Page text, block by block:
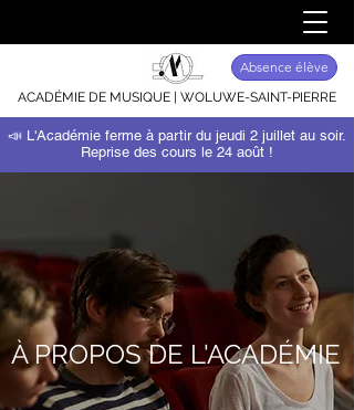
Absence élève
ACADÉMIE DE MUSIQUE | WOLUWE-SAINT-PIERRE
📣 L'Académie ferme à partir du jeudi 2 juillet au soir.
Reprise des cours le 24 août !
À PROPOS DE L'ACADÉMIE